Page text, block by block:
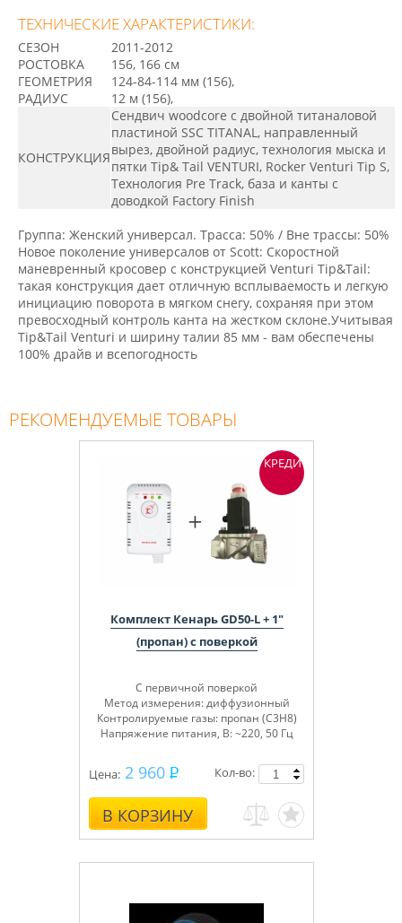
ТЕХНИЧЕСКИЕ ХАРАКТЕРИСТИКИ:
СЕЗОН
2011-2012
РОСТОВКА
156, 166 см
ГЕОМЕТРИЯ
124-84-114 мм (156),
РАДИУС
12 м (156),
КОНСТРУКЦИЯ
Сендвич woodcore с двойной титаналовой
пластиной SSC TITANAL, направленный
вырез, двойной радиус, технология мыска и
пятки Tip& Tail VENTURI, Rocker Venturi Tip S,
Технология Pre Track, база и канты с
доводкой Factory Finish
Группа: Женский универсал. Трасса: 50% / Вне трассы: 50%
Новое поколение универсалов от Scott: Скоростной
маневренный кросовер с конструкцией Venturi Tip&Tail:
такая конструкция дает отличную всплываемость и легкую
инициацию поворота в мягком снегу, сохраняя при этом
превосходный контроль канта на жестком склоне.Учитывая
Tip&Tail Venturi и ширину талии 85 мм - вам обеспечены
100% драйв и всепогодность
РЕКОМЕНДУЕМЫЕ ТОВАРЫ
Комплект Кенарь GD50-L + 1"
(пропан) с поверкой
С первичной поверкой
Метод измерения: диффузионный
Контролируемые газы: пропан (C3H8)
Напряжение питания, В: ~220, 50 Гц
Цена: 2 960
В КОРЗИНУ
Кол-во:
КРЕДИТ